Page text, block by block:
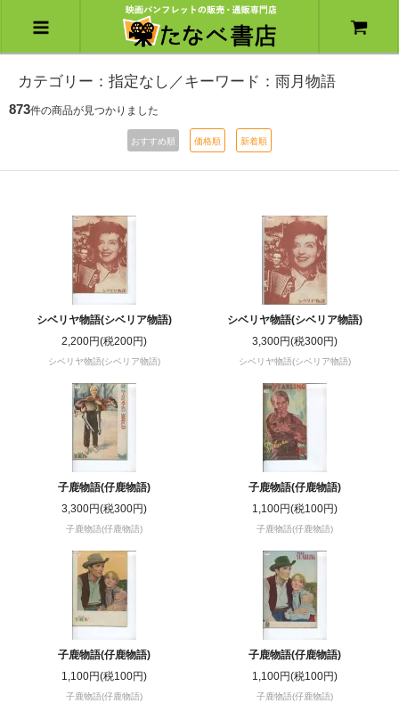
カテゴリー：指定なし／キーワード：雨月物語
873件の商品が見つかりました
おすすめ順 価格順 新着順
シベリヤ物語(シベリア物語)
2,200円(税200円)
シベリヤ物語(シベリア物語)
シベリヤ物語(シベリア物語)
3,300円(税300円)
シベリヤ物語(シベリア物語)
子鹿物語(仔鹿物語)
3,300円(税300円)
子鹿物語(仔鹿物語)
子鹿物語(仔鹿物語)
1,100円(税100円)
子鹿物語(仔鹿物語)
子鹿物語(仔鹿物語)
1,100円(税100円)
子鹿物語(仔鹿物語)
子鹿物語(仔鹿物語)
1,100円(税100円)
子鹿物語(仔鹿物語)